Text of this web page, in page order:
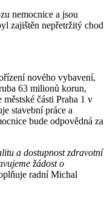
nemocnice a jsou
zajištěn nepřetržitý chod
nového vybavení,
63 milionů korun,
části Praha 1 v
stavební práce a
bude odpovědná za
a dostupnost zdravotní
žádost o
radní Michal